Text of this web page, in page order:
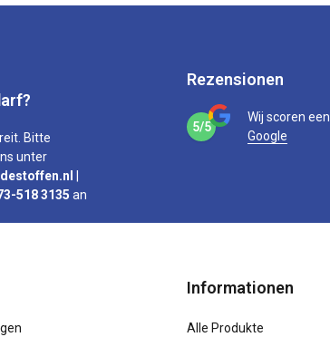
Bitte
unter
518 3135 an
Rezensionen
5/5
Wij scoren een
Google
Informationen
Alle Produkte